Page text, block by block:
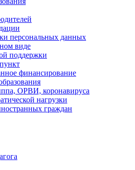
персональных данных
виде
поддержки
финансирование
ОРВИ, коронавируса
нагрузки
граждан